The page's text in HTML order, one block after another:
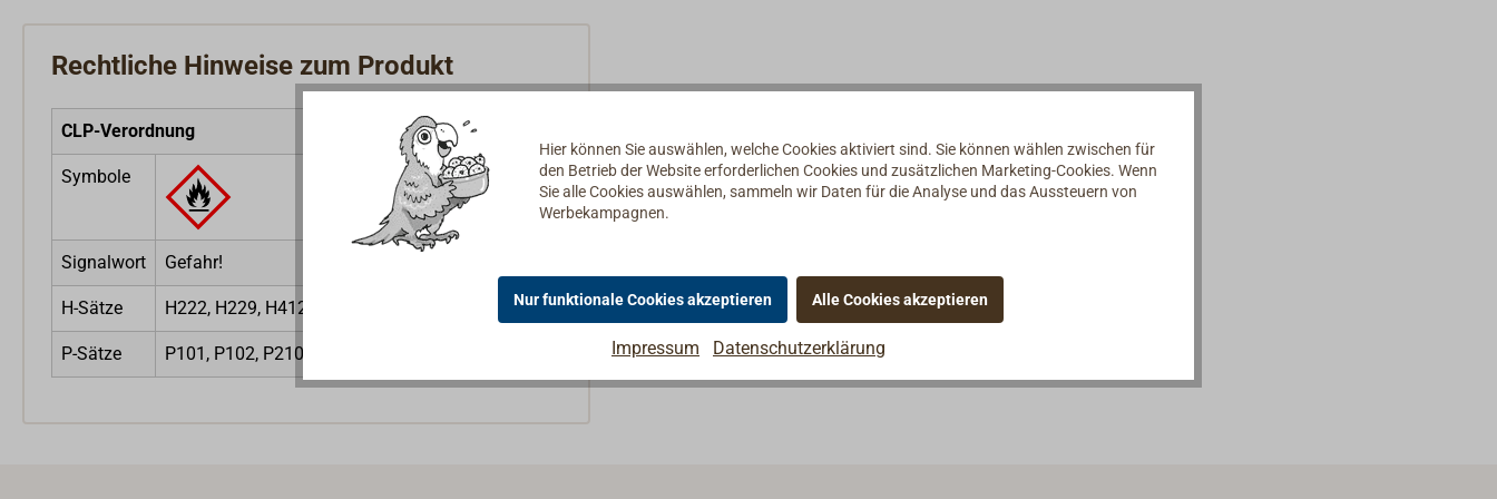
Rechtliche Hinweise zum Produkt
CLP-Verordnung
Symbole
Signalwort Gefahr!
H-Sätze H222, H229, H412
P-Sätze P101, P102, P210, P211, P251, P273, P410+P412
Hier können Sie auswählen, welche Cookies aktiviert sind. Sie können wählen zwischen für
den Betrieb der Website erforderlichen Cookies und zusätzlichen Marketing-Cookies. Wenn
Sie alle Cookies auswählen, sammeln wir Daten für die Analyse und das Aussteuern von
Werbekampagnen.
Nur funktionale Cookies akzeptieren Alle Cookies akzeptieren
Impressum Datenschutzerklärung